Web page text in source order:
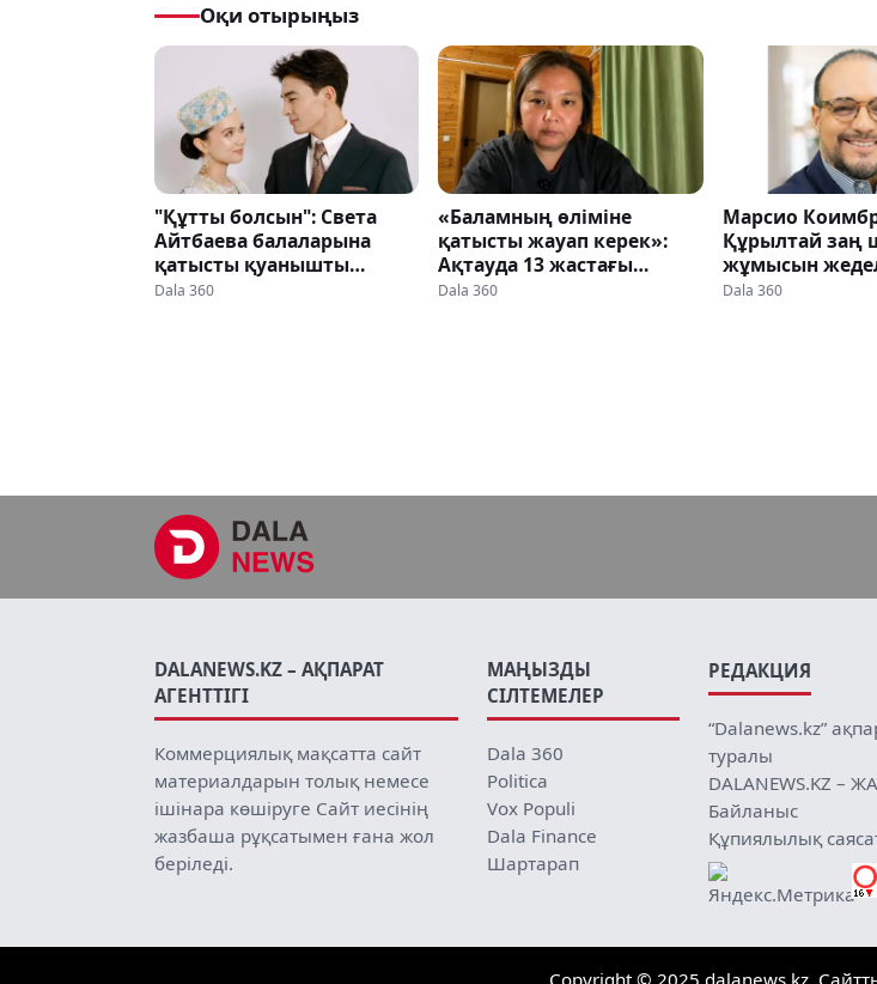
Оқи отырыңыз
"Құтты болсын": Света
Айтбаева балаларына
қатысты қуанышты
жаңалықты айтты
Dala 360
«Баламның өліміне
қатысты жауап керек»:
Ақтауда 13 жастағы
ұлынан айырылған ана
Dala 360
Марсио
Құрылтай заң
жұмысын
және
Dala 360
DALANEWS.KZ – АҚПАРАТ
АГЕНТТІГІ
Коммерциялық мақсатта сайт
материалдарын толық немесе
ішінара көшіруге Сайт иесінің
жазбаша рұқсатымен ғана жол
беріледі.
МАҢЫЗДЫ
СІЛТЕМЕЛЕР
Dala 360
Politica
Vox Populi
Dala Finance
Шартарап
РЕДАКЦИЯ
“Dalanews.kz”
туралы
DALANEWS.KZ –
Байланыс
Құпиялылық
Copyright © 2025 dalanews.kz.